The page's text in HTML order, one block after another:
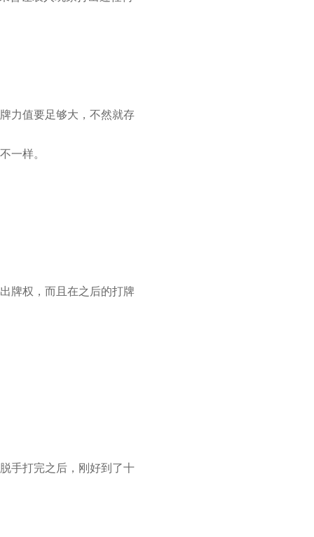
力值要足够大，不然就存
一样。
牌权，而且在之后的打牌
手打完之后，刚好到了十